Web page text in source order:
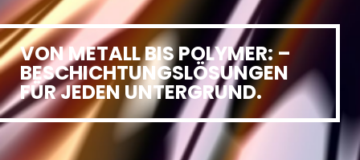
VON METALL BIS POLYMER: –
BESCHICHTUNGSLÖSUNGEN
FÜR JEDEN UNTERGRUND.